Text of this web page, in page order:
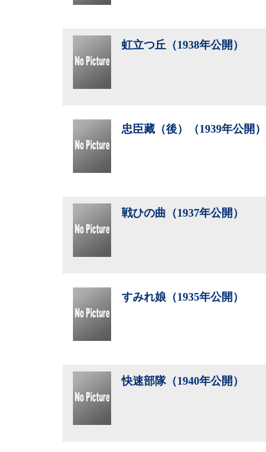
虹立つ丘（1938年公開）
忠臣藏（後）（1939年公開）
戦ひの曲（1937年公開）
すみれ娘（1935年公開）
快速部隊（1940年公開）